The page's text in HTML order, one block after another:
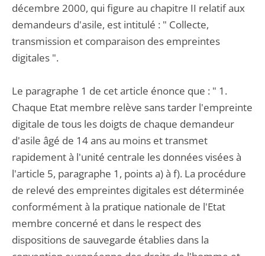
décembre 2000, qui figure au chapitre II relatif aux
demandeurs d'asile, est intitulé : " Collecte,
transmission et comparaison des empreintes
digitales ".
Le paragraphe 1 de cet article énonce que : " 1.
Chaque Etat membre relève sans tarder l'empreinte
digitale de tous les doigts de chaque demandeur
d'asile âgé de 14 ans au moins et transmet
rapidement à l'unité centrale les données visées à
l'article 5, paragraphe 1, points a) à f). La procédure
de relevé des empreintes digitales est déterminée
conformément à la pratique nationale de l'Etat
membre concerné et dans le respect des
dispositions de sauvegarde établies dans la